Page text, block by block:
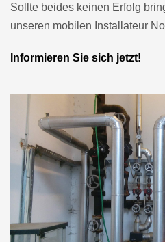
Sollte beides keinen Erfolg
unseren mobilen Installateur
Informieren Sie sich jetzt!